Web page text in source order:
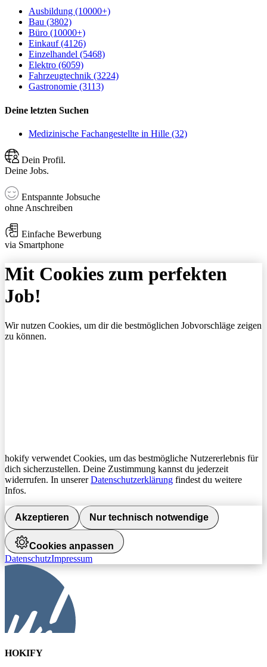
Ausbildung (10000+)
Bau (3802)
Büro (10000+)
Einkauf (4126)
Einzelhandel (5468)
Elektro (6059)
Fahrzeugtechnik (3224)
Gastronomie (3113)
Deine letzten Suchen
Medizinische Fachangestellte in Hille (32)
Dein Profil.
Deine Jobs.
Entspannte Jobsuche
ohne Anschreiben
Einfache Bewerbung
via Smartphone
Mit Cookies zum perfekten
Job!
Wir nutzen Cookies, um dir die bestmöglichen Jobvorschläge zeigen
zu können.
hokify verwendet Cookies, um das bestmögliche Nutzererlebnis für
dich sicherzustellen. Deine Zustimmung kannst du jederzeit
widerrufen. In unsererDatenschutzerklärung findest du weitere
Infos.
Akzeptieren Nur technisch notwendige
Cookies anpassen
DatenschutzImpressum
HOKIFY